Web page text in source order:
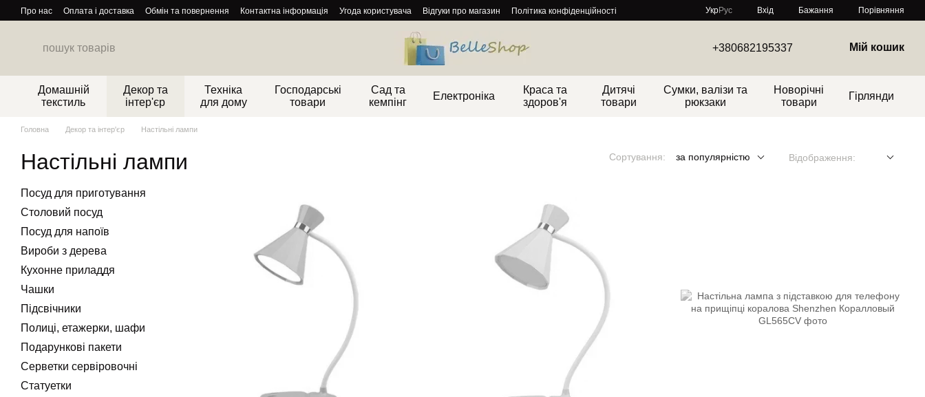
Перейти до основного контенту
Про нас Оплата і доставка Обмін та повернення Контактна інформація Угода користувача Відгуки про магазин Політика конфіденційності УкрРус Вхід Бажання Порівняння
+380682195337 Мій кошик
Домашній
текстиль
Декор та
інтер'єр
Техніка
для дому
Господарські
товари
Сад та
кемпінг
Електроніка
Краса та
здоров'я
Дитячі
товари
Сумки, валізи та
рюкзаки
Новорічні
товари
Гірлянди
Головна Декор та інтер'єр Настільні лампи
Настільні лампи Сортування: за популярністю Відображення:
Посуд для приготування
Столовий посуд
Посуд для напоїв
Вироби з дерева
Кухонне приладдя
Чашки
Підсвічники
Полиці, етажерки, шафи
Подарункові пакети
Серветки сервіровочні
Статуетки